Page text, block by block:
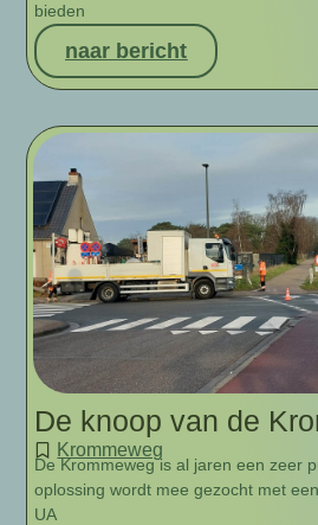
bieden
naar bericht
De knoop van de
Krommeweg
De Krommeweg is al jaren een zeer
oplossing wordt mee gezocht met
UA